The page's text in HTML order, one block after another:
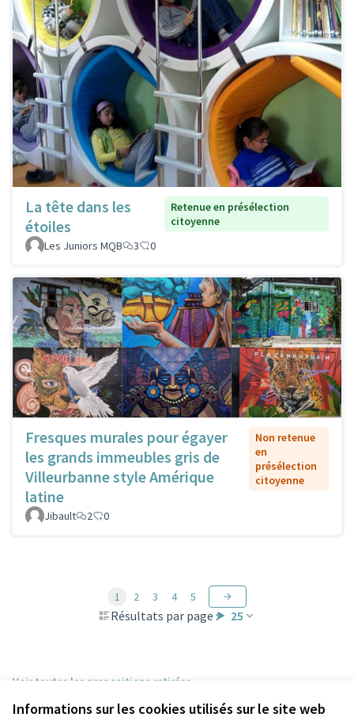
Informations sur les cookies utilisés sur le site web
La tête dans les
étoiles
Retenue en présélection
citoyenne
Les Juniors MQB
3 0
Fresques murales pour égayer
les grands immeubles gris de
Villeurbanne style Amérique
latine
Non retenue
en
présélection
citoyenne
Jibault 2 0
Résultats par page : 25
1 2 3 4 5
Voir toutes les propositions retirées